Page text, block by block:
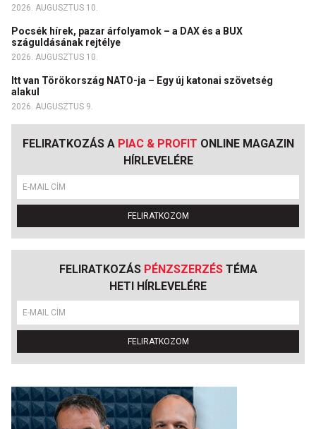
2026. AUGUSZTUS 10.
Pocsék hírek, pazar árfolyamok – a DAX és a BUX
száguldásának rejtélye
2026. AUGUSZTUS 10.
Itt van Törökország NATO-ja – Egy új katonai szövetség
alakul
2026. AUGUSZTUS 9.
FELIRATKOZÁS A PIAC & PROFIT ONLINE MAGAZIN
HÍRLEVELÉRE
FELIRATKOZOM
FELIRATKOZÁS PÉNZSZERZÉSTÉMA
HETI HÍRLEVELÉRE
FELIRATKOZOM